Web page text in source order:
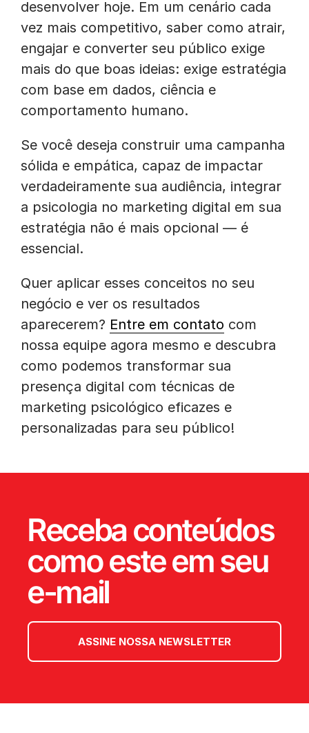
desenvolver hoje. Em um cenário cada
vez mais competitivo, saber como atrair,
engajar e converter seu público exige
mais do que boas ideias: exige estratégia
com base em dados, ciência e
comportamento humano.
Se você deseja construir uma campanha
sólida e empática, capaz de impactar
verdadeiramente sua audiência, integrar
a psicologia no marketing digital em sua
estratégia não é mais opcional — é
essencial.
Quer aplicar esses conceitos no seu
negócio e ver os resultados
aparecerem? Entre em contato com
nossa equipe agora mesmo e descubra
como podemos transformar sua
presença digital com técnicas de
marketing psicológico eficazes e
personalizadas para seu público!
Receba conteúdos
como este em seu
e-mail
ASSINE NOSSA NEWSLETTER